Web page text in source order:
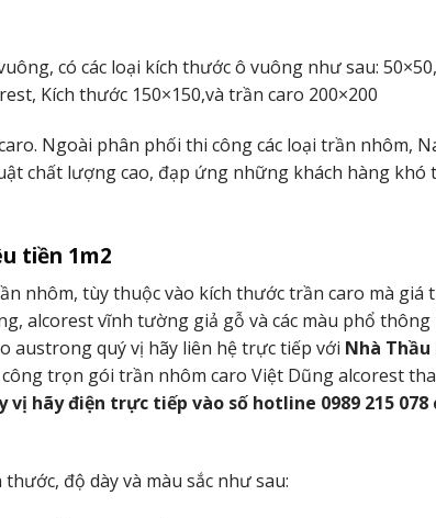
có các loại kích thước ô vuông như sau:
Kích thước 150×150,và trần caro 200×200
Ngoài phân phối thi công các loại trần nhôm,
chất lượng cao, đạp ứng những khách hàng khó
tiền 1m2
nhôm, tùy thuộc vào kích thước trần caro mà giá
alcorest vĩnh tường giả gỗ và các màu phổ thông
austrong quý vị hãy liên hệ trực tiếp với Nhà
trọn gói trần nhôm caro Việt Dũng alcorest
hãy điện trực tiếp vào số hotline 0989 215 078
độ dày và màu sắc như sau: